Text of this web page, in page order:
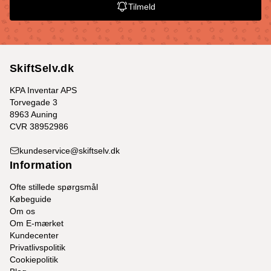
Tilmeld
SkiftSelv.dk
KPA Inventar APS
Torvegade 3
8963 Auning
CVR 38952986
kundeservice@skiftselv.dk
Information
Ofte stillede spørgsmål
Købeguide
Om os
Om E-mærket
Kundecenter
Privatlivspolitik
Cookiepolitik